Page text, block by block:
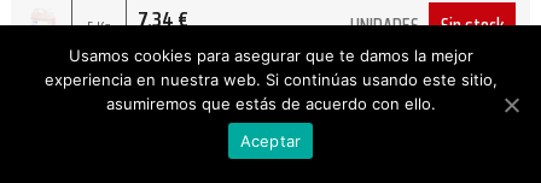
5 Kg 7.34€ UNIDADES Sin stock
10 Kg 14.70€
(IVA Incluido) UNIDADES Sin stock
Usamos cookies para asegurar que te damos la mejor
experiencia en nuestra web. Si continúas usando este sitio,
asumiremos que estás de acuerdo con ello.
Aceptar